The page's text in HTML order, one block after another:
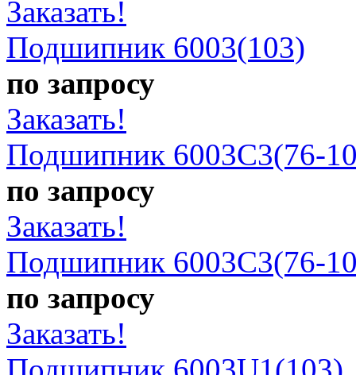
Заказать!
Подшипник 6003(103)
по запросу
Заказать!
Подшипник 6003C3(76-
по запросу
Заказать!
Подшипник 6003C3(76-
по запросу
Заказать!